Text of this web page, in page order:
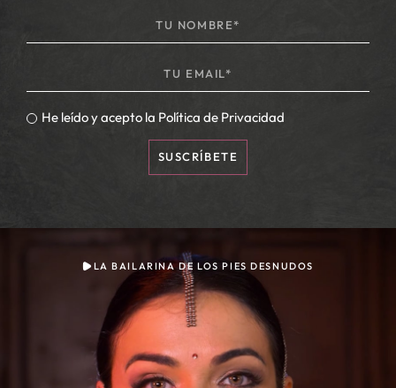
He leído y acepto la Política de Privacidad
SUSCRÍBETE
LA BAILARINA DE LOS PIES DESNUDOS